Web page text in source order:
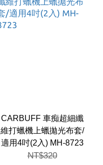
CARBUFF 車痴超細纖
維打蠟機上蠟拋光布套/
適用4吋(2入) MH-8723
NT$320